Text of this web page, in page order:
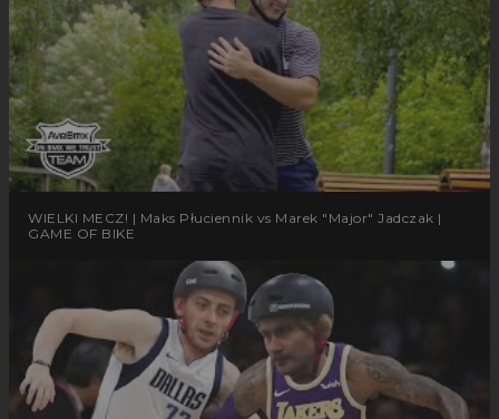
WIELKI MECZ! | Maks Płuciennik vs Marek "Major" Jadczak |
GAME OF BIKE